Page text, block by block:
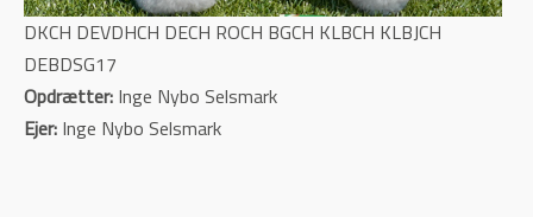
DKCH DEVDHCH DECH ROCH BGCH KLBCH KLBJCH
DEBDSG17
Opdrætter: Inge Nybo Selsmark
Ejer: Inge Nybo Selsmark